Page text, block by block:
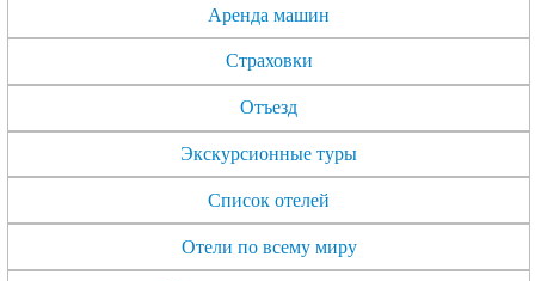
Аренда машин
Страховки
Отъезд
Экскурсионные туры
Список отелей
Отели по всему миру